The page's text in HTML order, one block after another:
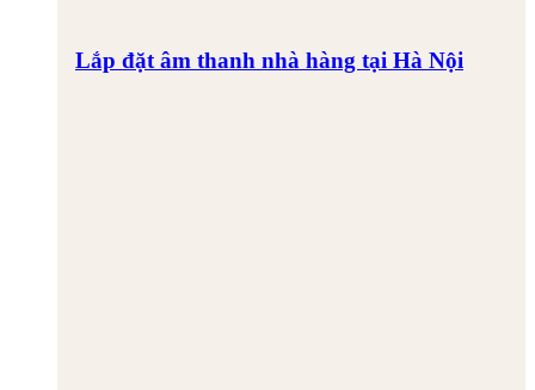
Lắp đặt âm thanh nhà hàng tại Hà Nội